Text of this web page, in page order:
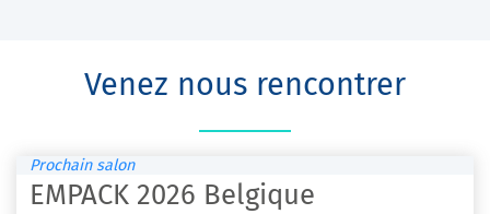
Venez nous rencontrer
Prochain salon
EMPACK 2026 Belgique